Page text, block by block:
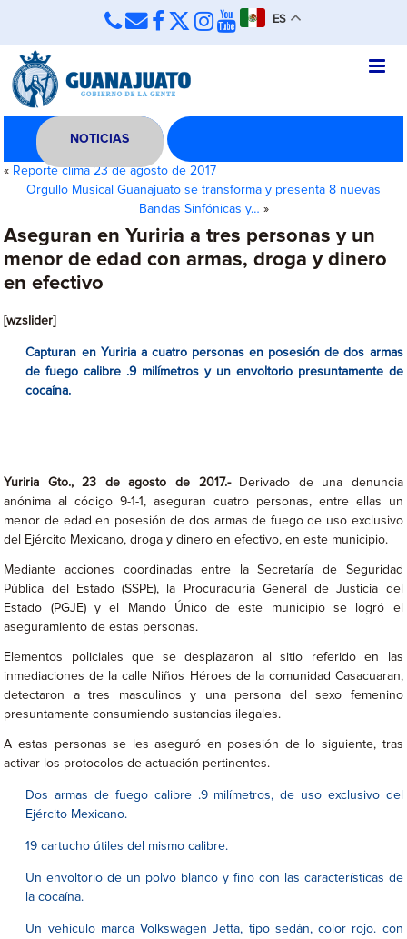
ES
NOTICIAS
« Reporte clima 23 de agosto de 2017
Orgullo Musical Guanajuato se transforma y presenta 8 nuevas
Bandas Sinfónicas y… »
Aseguran en Yuriria a tres personas y un
menor de edad con armas, droga y dinero
en efectivo
[wzslider]
Capturan en Yuriria a cuatro personas en posesión de dos armas
de fuego calibre .9 milímetros y un envoltorio presuntamente de
cocaína.
Yuriria Gto., 23 de agosto de 2017.-Derivado de una denuncia
anónima al código 9-1-1, aseguran cuatro personas, entre ellas un
menor de edad en posesión de dos armas de fuego de uso exclusivo
del Ejército Mexicano, droga y dinero en efectivo, en este municipio.
Mediante acciones coordinadas entre la Secretaría de Seguridad
Pública del Estado (SSPE), la Procuraduría General de Justicia del
Estado (PGJE) y el Mando Único de este municipio se logró el
aseguramiento de estas personas.
Elementos policiales que se desplazaron al sitio referido en las
inmediaciones de la calle Niños Héroes de la comunidad Casacuaran,
detectaron a tres masculinos y una persona del sexo femenino
presuntamente consumiendo sustancias ilegales.
A estas personas se les aseguró en posesión de lo siguiente, tras
activar los protocolos de actuación pertinentes.
Dos armas de fuego calibre .9 milímetros, de uso exclusivo del
Ejército Mexicano.
19 cartucho útiles del mismo calibre.
Un envoltorio de un polvo blanco y fino con las características de
la cocaína.
Un vehículo marca Volkswagen Jetta, tipo sedán, color rojo. con